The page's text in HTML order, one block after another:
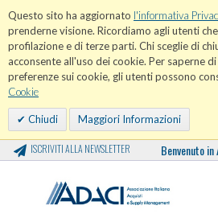
Questo sito ha aggiornato l'informativa
prenderne visione. Ricordiamo agli utenti
profilazione e di terze parti. Chi sceglie di
acconsente all'uso dei cookie. Per saperne
preferenze sui cookie, gli utenti possono
Cookie
Chiudi Maggiori Informazioni
ISCRIVITI ALLA NEWSLETTER Benvenuto in